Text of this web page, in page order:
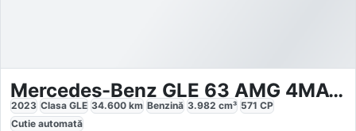
Mercedes-Benz GLE 63 AMG 4MATIC
2023 Clasa GLE 34.600 km Benzină 3.982 cm³ 571 CP
Cutie automată